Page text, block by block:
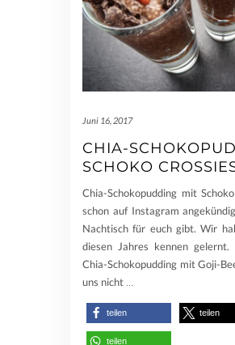
Juni 16, 2017
CHIA-
SCHOKO
Chia-Schokopudding mit
schon auf Instagram
Nachtisch für euch gibt. Wir
diesen Jahres kennen
Chia-Schokopudding mit Goji-
uns nicht…
teilen teilen
teilen